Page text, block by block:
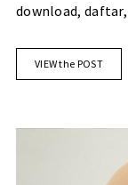
download,
VIEW the POST